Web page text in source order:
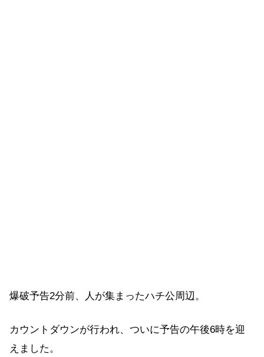
爆破予告2分前、人が集まったハチ公周辺。
カウントダウンが行われ、ついに予告の午後6時を迎
えました。